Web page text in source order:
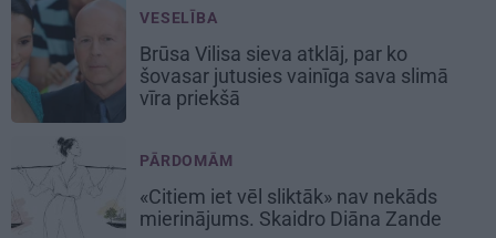
VESELĪBA
Brūsa Vilisa sieva atklāj, par ko
šovasar jutusies vainīga sava slimā
vīra priekšā
PĀRDOMĀM
«Citiem iet vēl sliktāk» nav nekāds
mierinājums. Skaidro Diāna Zande